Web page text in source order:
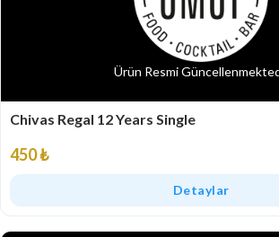
Ürün Resmi
Chivas Regal 12 Years Single
450 ₺
Detaylar